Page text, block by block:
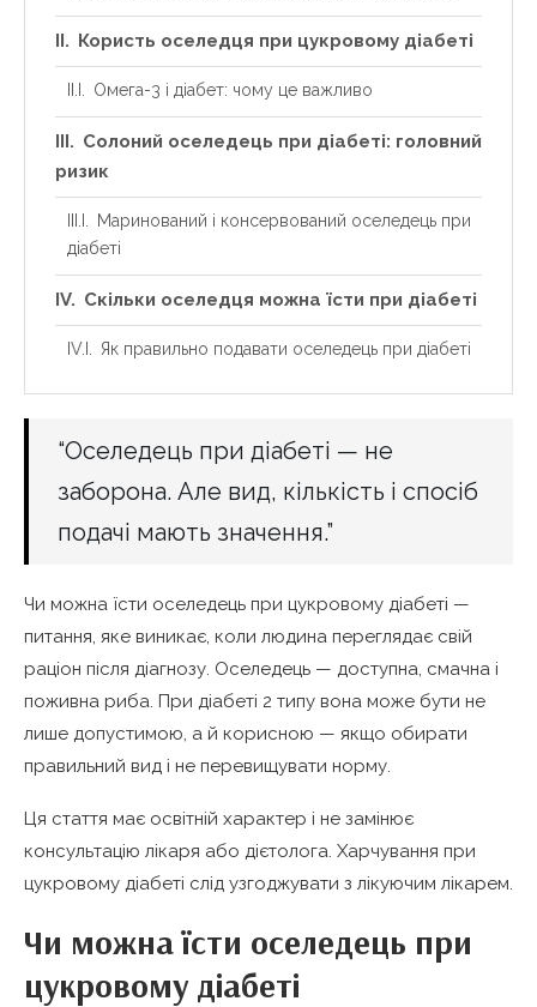
Користь оселедця при цукровому діабеті
Омега-3 і діабет: чому це важливо
Солоний оселедець при діабеті: головний
ризик
Маринований і консервований оселедець при
діабеті
Скільки оселедця можна їсти при діабеті
Як правильно подавати оселедець при діабеті
“Оселедець при діабеті — не
заборона. Але вид, кількість і спосіб
подачі мають значення.”
Чи можна їсти оселедець при цукровому діабеті —
питання, яке виникає, коли людина переглядає свій
раціон після діагнозу. Оселедець — доступна, смачна і
поживна риба. При діабеті 2 типу вона може бути не
лише допустимою, а й корисною — якщо обирати
правильний вид і не перевищувати норму.
Ця стаття має освітній характер і не замінює
консультацію лікаря або дієтолога. Харчування при
цукровому діабеті слід узгоджувати з лікуючим лікарем.
Чи можна їсти оселедець при
цукровому діабеті